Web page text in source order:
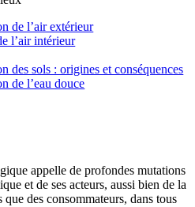
de l’air extérieur
l’air intérieur
des sols : origines et conséquences
de l’eau douce
appelle de profondes mutations
et de ses acteurs, aussi bien de la
que des consommateurs, dans tous